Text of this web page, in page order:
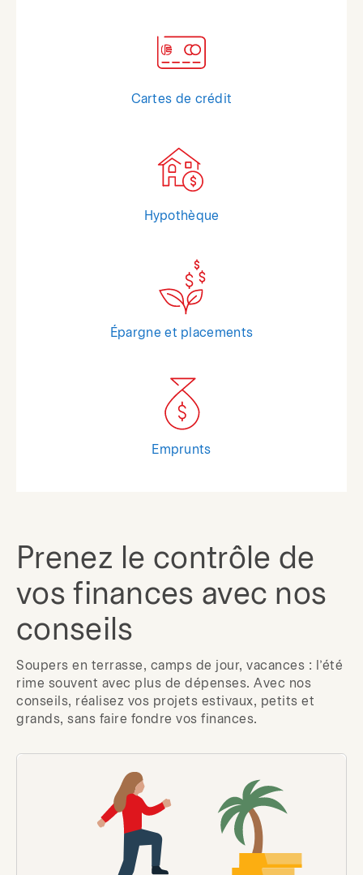
Cartes de crédit
Hypothèque
Épargne et placements
Emprunts
Prenez le contrôle de
vos finances avec nos
conseils
Soupers en terrasse, camps de jour, vacances : l’été
rime souvent avec plus de dépenses. Avec nos
conseils, réalisez vos projets estivaux, petits et
grands, sans faire fondre vos finances.